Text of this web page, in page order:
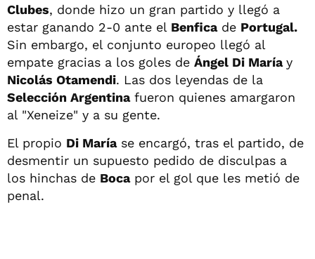
Clubes, donde hizo un gran partido y llegó a
estar ganando 2-0 ante el Benficade Portugal.
Sin embargo, el conjunto europeo llegó al
empate gracias a los goles de Ángel Di Maríay
Nicolás Otamendi. Las dos leyendas de la
Selección Argentinafueron quienes amargaron
al "Xeneize" y a su gente.
El propio Di Maríase encargó, tras el partido, de
desmentir un supuesto pedido de disculpas a
los hinchas de Bocapor el gol que les metió de
penal.